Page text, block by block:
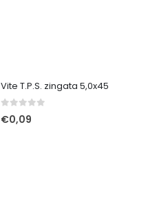
Vite T.P.S. zingata 5,0x45
Su 5
€0,09